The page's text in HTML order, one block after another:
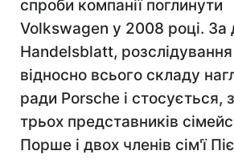
спроби компанії поглинути
Volkswagen у 2008 році. За
Handelsblatt,
відносно всього складу
ради Porsche і стосується,
трьох представників
Порше і двох членів сім'ї